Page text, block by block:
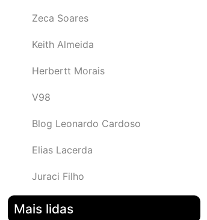
Zeca Soares
Keith Almeida
Herbertt Morais
V98
Blog Leonardo Cardoso
Elias Lacerda
Juraci Filho
Mais lidas